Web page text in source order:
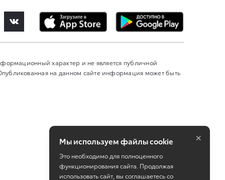
характер и не является публичной
на данном сайте информация может быть
Мы используем файлы cookie
Это необходимо для полноценного
функционирования сайта. Продолжая
использовать сайт, вы соглашаетесь со
×